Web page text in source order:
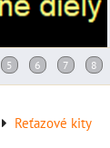
Reťazové kity